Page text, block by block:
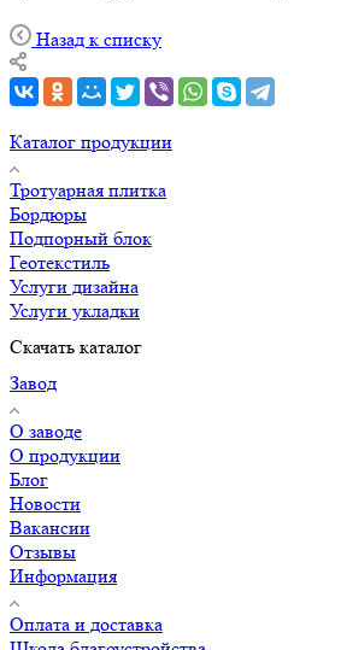
Назад к списку
Каталог продукции
Тротуарная плитка
Бордюры
Подпорный блок
Геотекстиль
Услуги дизайна
Услуги укладки
Скачать каталог
Завод
О заводе
О продукции
Блог
Новости
Вакансии
Отзывы
Информация
Оплата и доставка